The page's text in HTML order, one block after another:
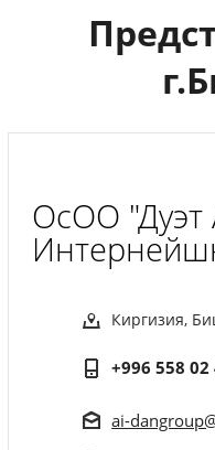
ОсОО "Дуэт
Киргизия,
+996 558 02
ai-